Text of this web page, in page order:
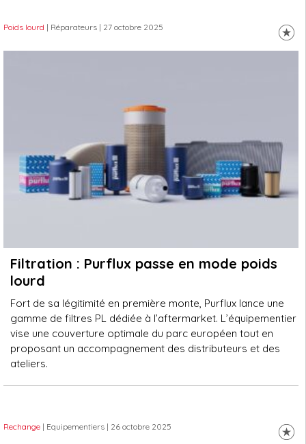
Poids lourd | Réparateurs | 27 octobre 2025
Filtration : Purflux passe en mode poids
lourd
Fort de sa légitimité en première monte, Purflux lance une
gamme de filtres PL dédiée à l’aftermarket. L’équipementier
vise une couverture optimale du parc européen tout en
proposant un accompagnement des distributeurs et des
ateliers.
Rechange | Equipementiers | 26 octobre 2025